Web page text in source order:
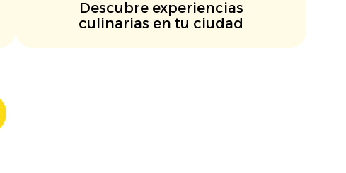
Descubre experiencias
culinarias en tu ciudad